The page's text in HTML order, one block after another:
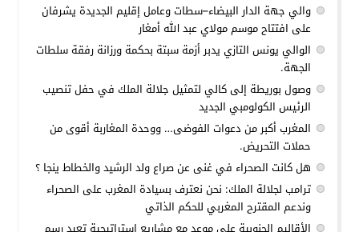
والي جهة الدار البيضاء–سطات وعامل إقليم الجديدة يشرفان
على افتتاح موسم مولاي عبد الله أمغار
الوالي يونس التازي يدبر أزمة سبتة بحكمة ورزانة رفقة سلطات
الجهة.
وصول بوريطة إلى كالي لتمثيل جلالة الملك في حفل تنصيب
الرئيس الكولومبي الجديد
المغرب أكبر من دعوات الفوضى… ووحدة المغاربة أقوى من
حملات التحريض.
هل كانت الصحراء في غنى عن صراع ولد الرشيد والخطاط ينجا ؟
ترامب لجلالة الملك: نحن نعترف بسيادة المغرب على الصحراء
وندعم المقترح المغربي للحكم الذاتي